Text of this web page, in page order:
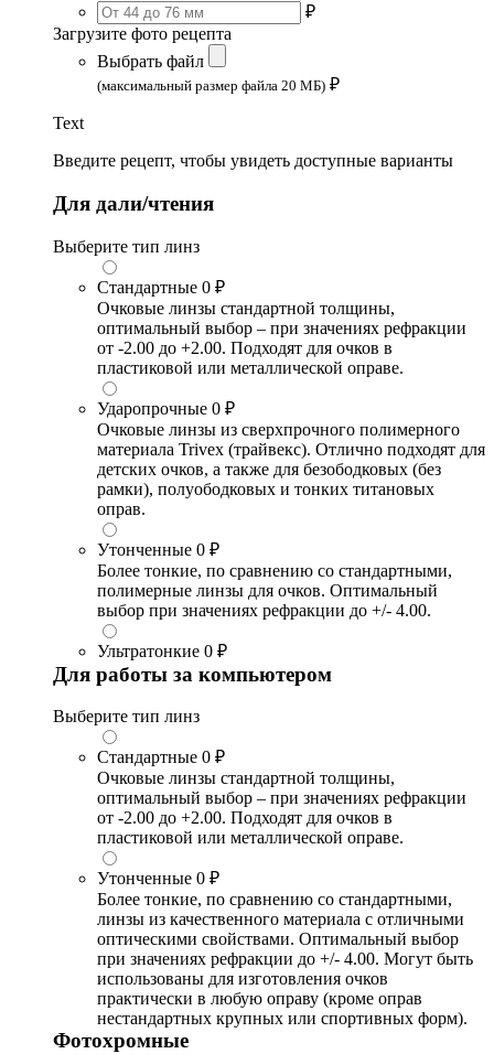
₽
Загрузите фото рецепта
Выбрать файл
(максимальный размер файла 20 МБ) ₽
Text
Введите рецепт, чтобы увидеть доступные варианты
Для дали/чтения
Выберите тип линз
Стандартные 0 ₽
Очковые линзы стандартной толщины,
оптимальный выбор – при значениях рефракции
от -2.00 до +2.00. Подходят для очков в
пластиковой или металлической оправе.
Ударопрочные 0 ₽
Очковые линзы из сверхпрочного полимерного
материала Trivex (трайвекс). Отлично подходят для
детских очков, а также для безободковых (без
рамки), полуободковых и тонких титановых
оправ.
Утонченные 0 ₽
Более тонкие, по сравнению со стандартными,
полимерные линзы для очков. Оптимальный
выбор при значениях рефракции до +/- 4.00.
Ультратонкие 0 ₽
Для работы за компьютером
Выберите тип линз
Стандартные 0 ₽
Очковые линзы стандартной толщины,
оптимальный выбор – при значениях рефракции
от -2.00 до +2.00. Подходят для очков в
пластиковой или металлической оправе.
Утонченные 0 ₽
Более тонкие, по сравнению со стандартными,
линзы из качественного материала с отличными
оптическими свойствами. Оптимальный выбор
при значениях рефракции до +/- 4.00. Могут быть
использованы для изготовления очков
практически в любую оправу (кроме оправ
нестандартных крупных или спортивных форм).
Фотохромные